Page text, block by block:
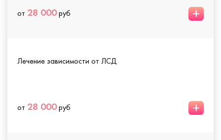
от 28 000руб +
Лечение зависимости от ЛСД
от 28 000руб +